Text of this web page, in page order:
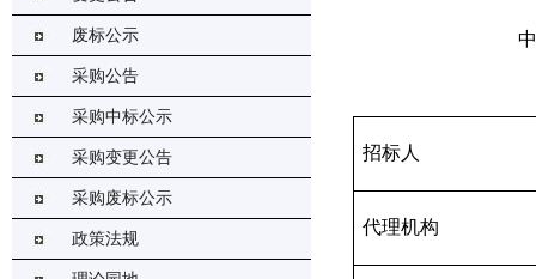
废标公示
采购公告
采购中标公示
采购变更公告
采购废标公示
政策法规
招标人
代理机构